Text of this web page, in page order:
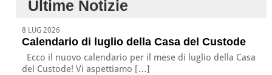
Ultime Notizie
8 LUG 2026
Calendario di luglio della Casa del Custode
Ecco il nuovo calendario per il mese di luglio della Casa
del Custode! Vi aspettiamo […]